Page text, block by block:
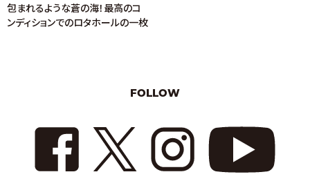
包まれるような蒼の海！最高のコ
ンディションでのロタホールの一枚
FOLLOW